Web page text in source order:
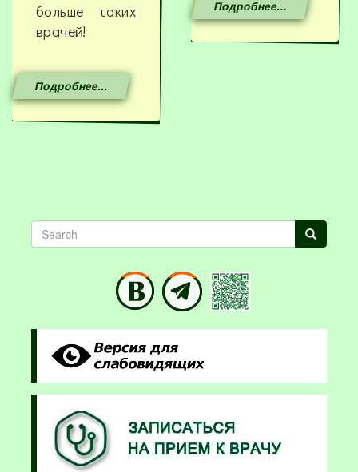
больше таких
врачей!
Подробнее...
Подробнее...
Search Search